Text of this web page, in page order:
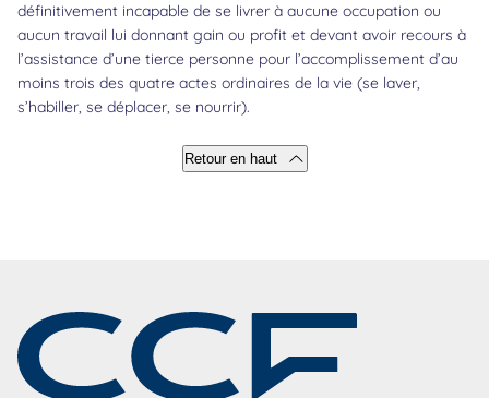
définitivement incapable de se livrer à aucune occupation ou
aucun travail lui donnant gain ou profit et devant avoir recours à
l’assistance d’une tierce personne pour l’accomplissement d’au
moins trois des quatre actes ordinaires de la vie (se laver,
s’habiller, se déplacer, se nourrir).
Retour en haut